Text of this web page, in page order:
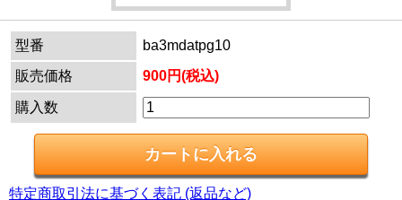
型番
ba3mdatpg10
販売価格
900円(税込)
購入数
特定商取引法に基づく表記 (返品など)